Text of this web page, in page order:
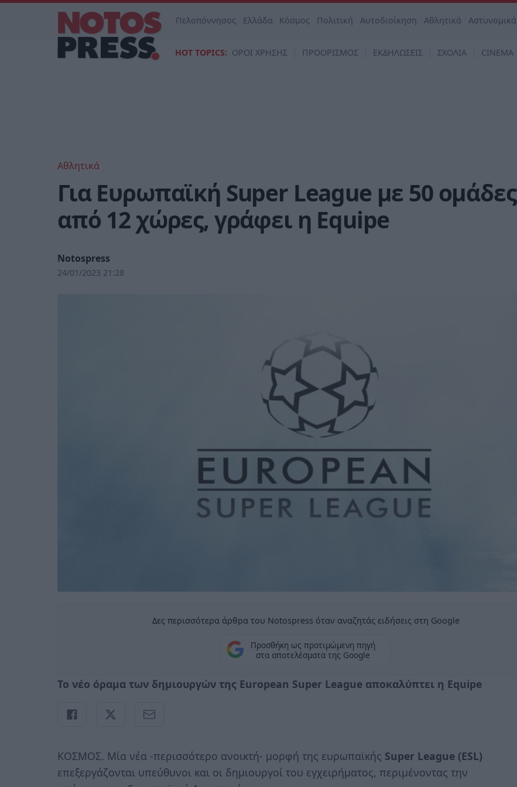
Πελοπόννησος Ελλάδα Κόσμος Πολιτική Αυτοδιοίκηση Αθλητικά Αστυνομικά
HOT TOPICS: ΟΡΟΙ ΧΡΗΣΗΣ ΠΡΟΟΡΙΣΜΟΣ ΕΚΔΗΛΩΣΕΙΣ ΣΧΟΛΙΑ CINEMA
Αθλητικά
Για Ευρωπαϊκή Super League με 50 ομάδες
από 12 χώρες, γράφει η Equipe
Notospress
24/01/2023 21:28
Δες περισσότερα άρθρα του Notospress όταν αναζητάς ειδήσεις στη Google
Προσθήκη ως προτιμώμενη πηγή
στα αποτελέσματα της Google
Το νέο όραμα των δημιουργών της European Super League αποκαλύπτει η Equipe
ΚΟΣΜΟΣ. Μία νέα -περισσότερο ανοικτή- μορφή της ευρωπαϊκής Super League (ESL)
επεξεργάζονται υπεύθυνοι και οι δημιουργοί του εγχειρήματος, περιμένοντας την